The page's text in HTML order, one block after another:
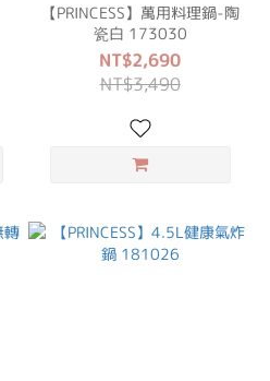
【PRINCESS】萬用料理鍋-陶
瓷白 173030
NT$2,690
NT$3,490